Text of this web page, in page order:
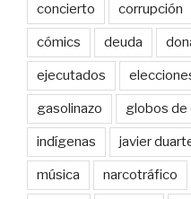
concierto corrupción
cómics deuda
ejecutados
gasolinazo globos de
indígenas javier
música narcotráfico